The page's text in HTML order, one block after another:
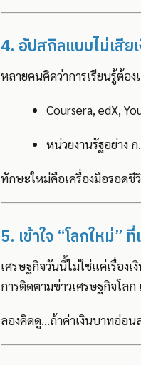
4. อัปสกิลแบบไม่เสีย
หลายคนคิดว่าการเรียนรู้ต้อ
Coursera, edX,
หน่วยงานรัฐอย่าง
ทักษะใหม่คือเครื่องมือรอดชี
5. เข้าใจ “โลกใหม่”
เศรษฐกิจวันนี้ไม่ใช่แค่เรื่อง
การติดตามข่าวเศรษฐกิจโล
ลองคิดดู...ถ้าค่าเงินบาทอ่อ